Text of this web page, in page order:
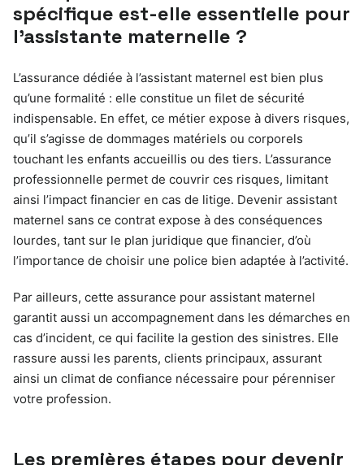
spécifique est-elle essentielle pour
l’assistante maternelle ?
L’assurance dédiée à l’assistant maternel est bien plus
qu’une formalité : elle constitue un filet de sécurité
indispensable. En effet, ce métier expose à divers risques,
qu’il s’agisse de dommages matériels ou corporels
touchant les enfants accueillis ou des tiers. L’assurance
professionnelle permet de couvrir ces risques, limitant
ainsi l’impact financier en cas de litige. Devenir assistant
maternel sans ce contrat expose à des conséquences
lourdes, tant sur le plan juridique que financier, d’où
l’importance de choisir une police bien adaptée à l’activité.
Par ailleurs, cette assurance pour assistant maternel
garantit aussi un accompagnement dans les démarches en
cas d’incident, ce qui facilite la gestion des sinistres. Elle
rassure aussi les parents, clients principaux, assurant
ainsi un climat de confiance nécessaire pour pérenniser
votre profession.
Les premières étapes pour devenir